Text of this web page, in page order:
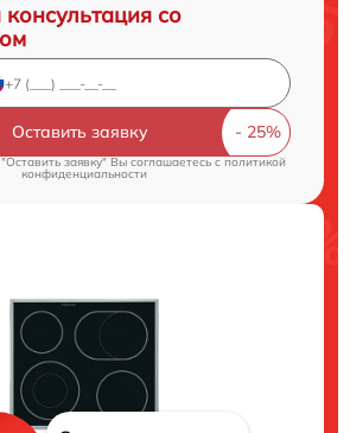
со
Оставить заявку
заявку" Вы соглашаетесь c политикой
конфиденциальности